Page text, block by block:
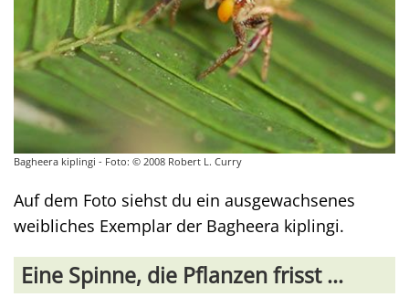
Bagheera kiplingi - Foto: © 2008 Robert L. Curry
Auf dem Foto siehst du ein ausgewachsenes
weibliches Exemplar der Bagheera kiplingi.
Eine Spinne, die Pflanzen frisst ...